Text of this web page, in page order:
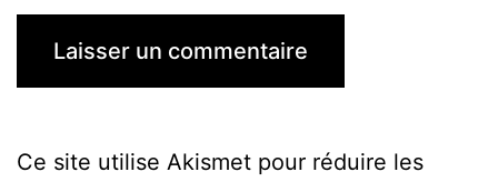
Ce site utilise Akismet pour réduire les